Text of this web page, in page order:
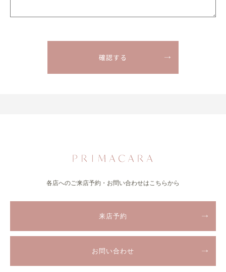
各店へのご来店予約・お問い合わせはこちらから
来店予約
お問い合わせ